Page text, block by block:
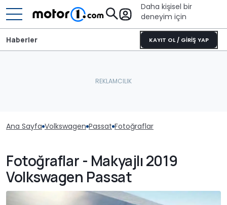
Daha kişisel bir
deneyim için
KAYIT OL / GİRİŞ YAP
Haberler
Ana Sayfa Volkswagen Passat Fotoğraflar
Fotoğraflar - Makyajlı 2019
Volkswagen Passat